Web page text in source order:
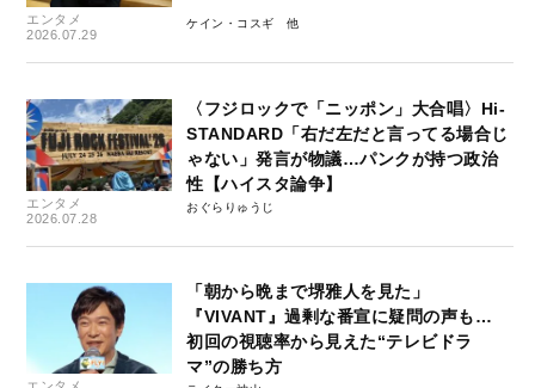
エンタメ
2026.07.29
ケイン・コスギ
エンタメ
2026.07.28
〈フジロックで「ニッポン」大合唱〉Hi-
STANDARD「右だ左だと言ってる場合じ
ゃない」発言が物議…パンクが持つ政治
性【ハイスタ論争】
おぐらりゅうじ
「朝から晩まで堺雅人を見た」
『VIVANT』過剰な番宣に疑問の声も…
初回の視聴率から見えた“テレビドラ
マ”の勝ち方